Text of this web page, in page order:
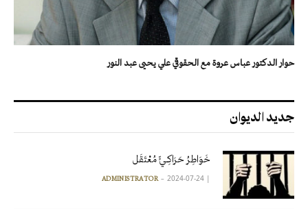
حوار الدكتور عباس عروة مع الحقوقي علي يحيى عبد النور
جديد الديوان
خَوَاطِرُ حَرَاكِـيٍّ مُعْتَقَل
|
ADMINISTRATOR 2024-07-24